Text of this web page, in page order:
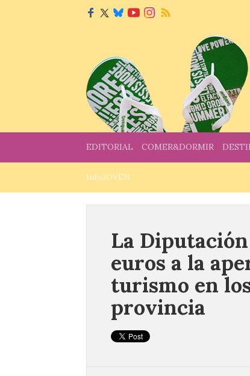
EDITORIAL COMER&DORMIR
InfoJOVEN
La
euros a la
turismo en
provincia